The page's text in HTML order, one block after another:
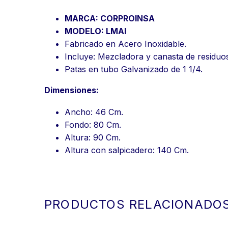
MARCA: CORPROINSA
MODELO: LMAI
Fabricado en Acero Inoxidable.
Incluye: Mezcladora y canasta de
Patas en tubo Galvanizado de 1 1/4.
Dimensiones:
Ancho: 46 Cm.
Fondo: 80 Cm.
Altura: 90 Cm.
Altura con salpicadero: 140 Cm.
PRODUCTOS